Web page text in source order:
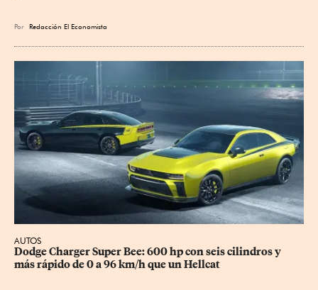
Por Redacción El Economista
AUTOS
Dodge Charger Super Bee: 600 hp con seis cilindros y
más rápido de 0 a 96 km/h que un Hellcat